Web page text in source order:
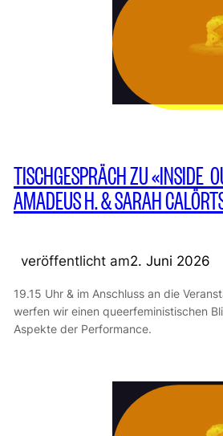
TISCHGESPRÄCH ZU
AMADEUS H. & SARAH
veröffentlicht am2. Juni 2026
19.15 Uhr & im Anschluss an die
werfen wir einen queerfeministischen
Aspekte der Performance.